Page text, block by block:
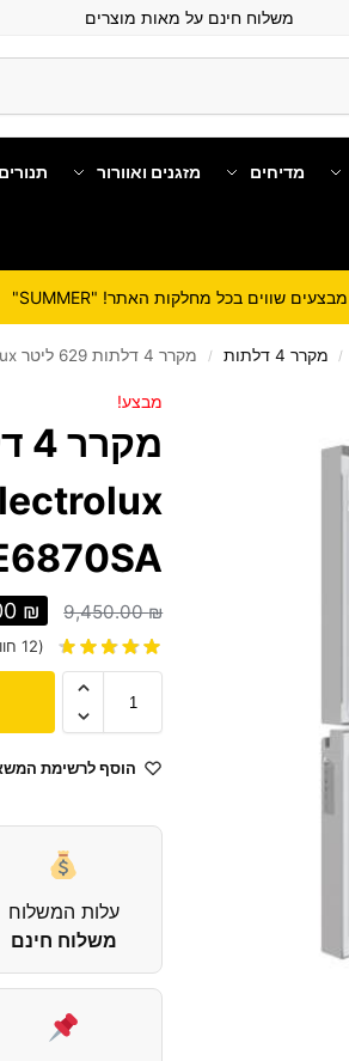
משלוח חינם על מאות מוצרים
מדיחים מזגנים ואוורור תנורים
מבצעים שווים בכל מחלקות האתר! "SUMMER"
/ מקרר 4 דלתות / מקרר 4 דלתות 629 ליטר Electrolux אלקטרולוקס EQE6870SA
מבצע!
9,450.00₪
₪
(
12
הוסף לרשימת
עלות המשלוח
משלוח חינם